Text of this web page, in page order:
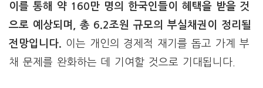
이를 통해 약 160만 명의 한국인들이 혜택을 받을 것
으로 예상되며, 총 6.2조원 규모의 부실채권이 정리될
전망입니다.
이는 개인의 경제적 재기를 돕고 가계 부
채 문제를 완화하는 데 기여할 것으로 기대됩니다.